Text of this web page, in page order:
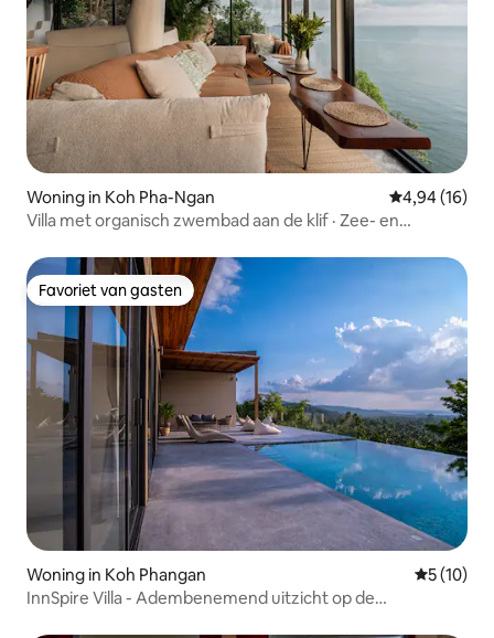
Woning in Koh Pha-Ngan Gemiddelde
4,94 (16)
Villa met organisch zwembad aan de klif · Zee- en
Favoriet van gasten
Favoriet van gasten
Woning in Koh Phangan
5 (10)
InnSpire Villa - Adembenemend uitzicht op de